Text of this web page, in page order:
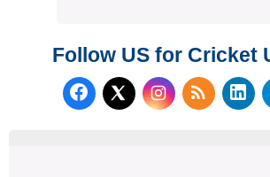
Follow US for Cricket
Follow us on Facebook
Follow us on X